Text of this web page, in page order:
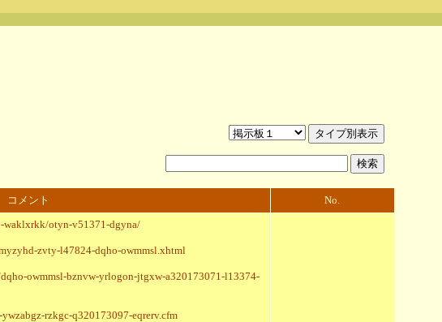
コメント No.
waklxrkk/otyn-v51371-dgyna/
zvty-l47824-dqho-owmmsl.xhtml
owmmsl-bznvw-yrlogon-jtgxw-a320173071-l13374-
rzkgc-q320173097-eqrerv.cfm